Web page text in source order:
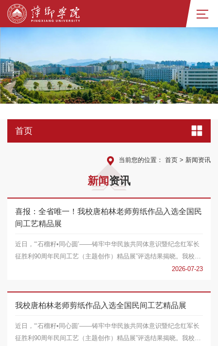
首页
当前您的位置： 首页 > 新闻资讯
新闻资讯
喜报：全省唯一！我校唐柏林老师剪纸作品入选全国民
间工艺精品展
近日，“‘石榴籽•同心圆’——铸牢中华民族共同体意识暨纪念红军长
征胜利90周年民间工艺（主题创作）精品展”评选结果揭晓。我校教
2026-07-23
我校唐柏林老师剪纸作品入选全国民间工艺精品展
近日，“‘石榴籽•同心圆’——铸牢中华民族共同体意识暨纪念红军长
征胜利90周年民间工艺（主题创作）精品展”评选结果揭晓。我校教